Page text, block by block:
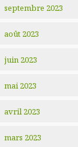
septembre 2023
août 2023
juin 2023
mai 2023
avril 2023
mars 2023